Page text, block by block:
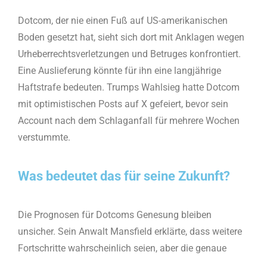
Dotcom, der nie einen Fuß auf US-amerikanischen
Boden gesetzt hat, sieht sich dort mit Anklagen wegen
Urheberrechtsverletzungen und Betruges konfrontiert.
Eine Auslieferung könnte für ihn eine langjährige
Haftstrafe bedeuten. Trumps Wahlsieg hatte Dotcom
mit optimistischen Posts auf X gefeiert, bevor sein
Account nach dem Schlaganfall für mehrere Wochen
verstummte.
Was bedeutet das für seine Zukunft?
Die Prognosen für Dotcoms Genesung bleiben
unsicher. Sein Anwalt Mansfield erklärte, dass weitere
Fortschritte wahrscheinlich seien, aber die genaue